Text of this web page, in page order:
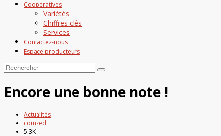
Coopératives
Variétés
Chiffres clés
Services
Contactez-nous
Espace producteurs
Encore une bonne note !
Actualités
comzed
5.3K